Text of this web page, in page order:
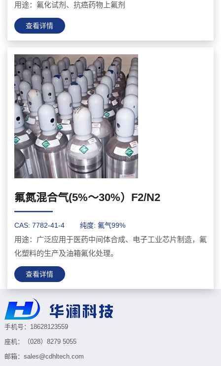
用途：氟化试剂、抗癌药物上氟剂
查看详情
氟氮混合气(5%～30%）F2/N2
———
CAS: 7782-41-4 纯度: 氟气99%
用途：广泛应用于医药中间体合成、电子工业芯片制造，氟
化塑料的生产及油箱氟化处理。
查看详情
手机号：18628123559
座机：（028）8279 5055
邮箱：sales@cdhltech.com